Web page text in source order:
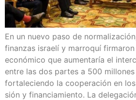
En un nue­vo paso de
finan­zas israe­lí y marro­quí
eco­nó­mi­co que aumen­ta­ría el
entre las dos par­tes a 500
for­ta­le­cien­do la coope­ra­ción en
sión y finan­cia­mien­to. La